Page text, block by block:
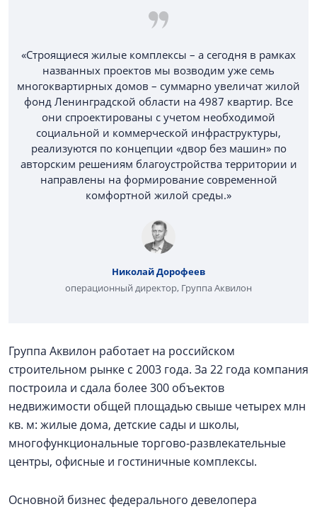
«Строящиеся жилые комплексы – а сегодня в рамках
названных проектов мы возводим уже семь
многоквартирных домов – суммарно увеличат жилой
фонд Ленинградской области на 4987 квартир. Все
они спроектированы с учетом необходимой
социальной и коммерческой инфраструктуры,
реализуются по концепции «двор без машин» по
авторским решениям благоустройства территории и
направлены на формирование современной
комфортной жилой среды.»
Николай Дорофеев
операционный директор, Группа Аквилон
Группа Аквилон работает на российском
строительном рынке с 2003 года. За 22 года компания
построила и сдала более 300 объектов
недвижимости общей площадью свыше четырех млн
кв. м: жилые дома, детские сады и школы,
многофункциональные торгово-развлекательные
центры, офисные и гостиничные комплексы.
Основной бизнес федерального девелопера